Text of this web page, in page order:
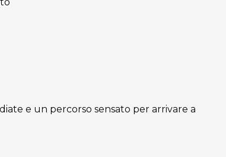
e un percorso sensato per arrivare a